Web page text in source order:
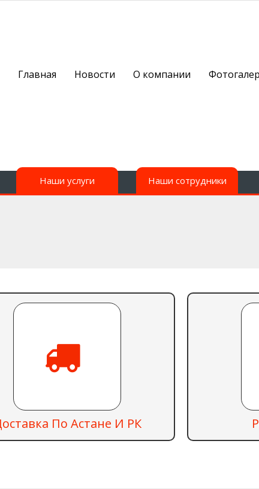
Основная
Главная Новости О компании
Наши услуги Наши сотрудники
По Астане И РК